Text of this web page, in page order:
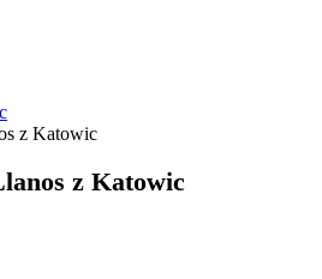
z Katowic
z Katowic